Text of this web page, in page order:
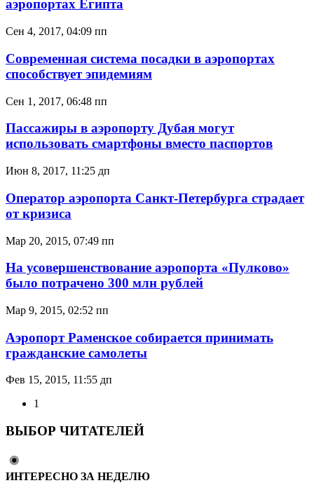
аэропортах Египта
Сен 4, 2017, 04:09 пп
Современная система посадки в аэропортах
способствует эпидемиям
Сен 1, 2017, 06:48 пп
Пассажиры в аэропорту Дубая могут
использовать смартфоны вместо паспортов
Июн 8, 2017, 11:25 дп
Оператор аэропорта Санкт-Петербурга страдает
от кризиса
Мар 20, 2015, 07:49 пп
На усовершенствование аэропорта «Пулково»
было потрачено 300 млн рублей
Мар 9, 2015, 02:52 пп
Аэропорт Раменское собирается принимать
гражданские самолеты
Фев 15, 2015, 11:55 дп
1
ВЫБОР ЧИТАТЕЛЕЙ
ИНТЕРЕСНО ЗА НЕДЕЛЮ